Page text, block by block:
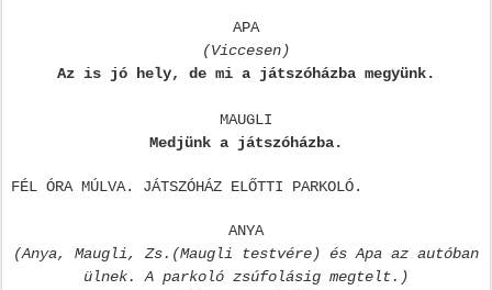
APA
(Viccesen)
Az is jó hely, de mi a játszóházba megyünk.
MAUGLI
Medjünk a játszóházba.
FÉL ÓRA MÚLVA. JÁTSZÓHÁZ ELŐTTI PARKOLÓ.
ANYA
(Anya, Maugli, Zs.(Maugli testvére) és Apa az autóban
ülnek. A parkoló zsúfolásig megtelt.)